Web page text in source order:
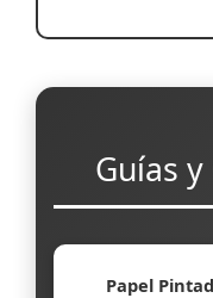
Guías
Papel